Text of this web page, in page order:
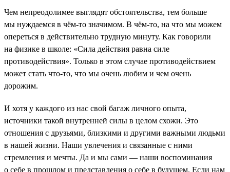
Чем непреодолимее выглядят обстоятельства, тем больше
мы нуждаемся в чём-то значимом. В чём-то, на что мы можем
опереться в действительно трудную минуту. Как говорили
на физике в школе: «Сила действия равна силе
противодействия». Только в этом случае противодействием
может стать что-то, что мы очень любим и чем очень
дорожим.
И хотя у каждого из нас свой багаж личного опыта,
источники такой внутренней силы в целом схожи. Это
отношения с друзьями, близкими и другими важными людьми
в нашей жизни. Наши увлечения и связанные с ними
стремления и мечты. Да и мы сами — наши воспоминания
о себе в прошлом и представления о себе в будущем. Если нам